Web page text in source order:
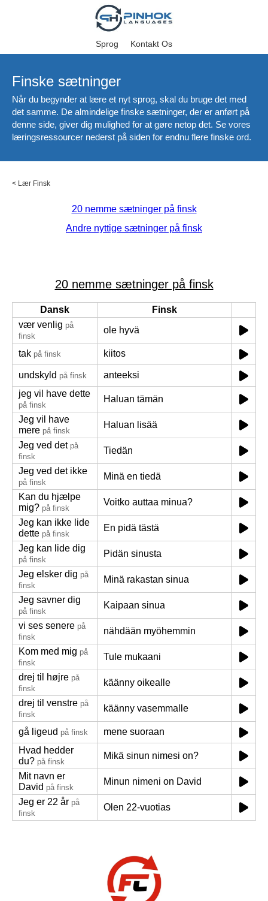
Sprog Kontakt Os
Finske sætninger
Når du begynder at lære et nyt sprog, skal du bruge det med
det samme. De almindelige finske sætninger, der er anført på
denne side, giver dig mulighed for at gøre netop det. Se vores
læringsressourcer nederst på siden for endnu flere finske ord.
< Lær Finsk
20 nemme sætninger på finsk
Andre nyttige sætninger på finsk
20 nemme sætninger på finsk
Dansk
Finsk
vær venlig på
finsk
ole hyvä
tak på finsk kiitos
undskyld på finsk
anteeksi
jeg vil have dette
på finsk
Haluan tämän
Jeg vil have
mere på finsk
Haluan lisää
Jeg ved det på
finsk
Tiedän
Jeg ved det ikke
på finsk
Minä en tiedä
Kan du hjælpe
mig? på finsk
Voitko auttaa minua?
Jeg kan ikke lide
dette på finsk
En pidä tästä
Jeg kan lide dig
på finsk
Pidän sinusta
Jeg elsker dig på
finsk
Minä rakastan sinua
Jeg savner dig
på finsk
Kaipaan sinua
vi ses senere på
finsk
nähdään myöhemmin
Kom med mig på
finsk
Tule mukaani
drej til højre på
finsk
käänny oikealle
drej til venstre på
finsk
käänny vasemmalle
gå ligeud på finsk
mene suoraan
Hvad hedder
du? på finsk
Mikä sinun nimesi on?
Mit navn er
David på finsk
Minun nimeni on David
Jeg er 22 år på
finsk
Olen 22-vuotias